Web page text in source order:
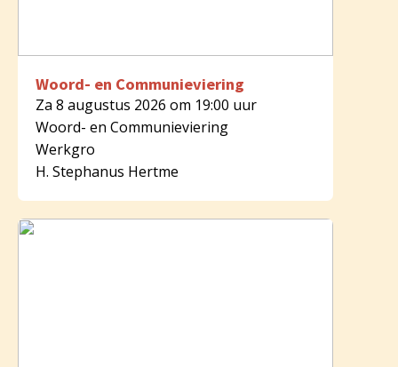
Woord- en Communieviering
Za 8 augustus 2026 om 19:00 uur
Woord- en Communieviering
Werkgro
H. Stephanus Hertme